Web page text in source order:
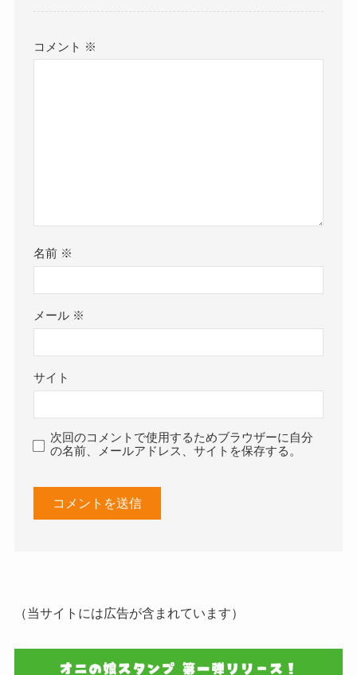
コメント ※
名前 ※
メール ※
サイト
次回のコメントで使用するためブラウザーに自分
の名前、メールアドレス、サイトを保存する。
（当サイトには広告が含まれています）